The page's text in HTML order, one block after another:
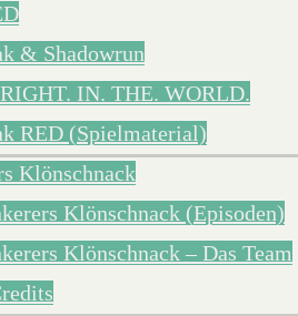
& Shadowrun
IN. THE. WORLD.
RED (Spielmaterial)
Klönschnack
Klönschnack (Episoden)
Klönschnack – Das Team